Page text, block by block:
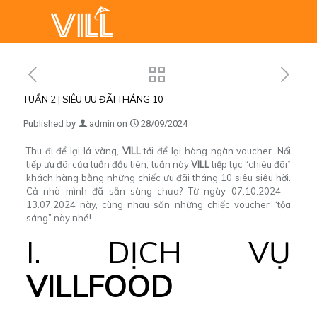
TUẦN 2 | SIÊU ƯU ĐÃI THÁNG 10
Published by admin on 28/09/2024
Thu đi để lại lá vàng, VILLtới để lại hàng ngàn voucher. Nối
tiếp ưu đãi của tuần đầu tiên, tuần nàyVILLtiếp tục “chiêu đãi”
khách hàng bằng những chiếc ưu đãi tháng 10 siêu siêu hời.
Cả nhà mình đã sẵn sàng chưa? Từ ngày 07.10.2024 –
13.07.2024 này, cùng nhau săn những chiếc voucher “tỏa
sáng” này nhé!
I. DỊCH VỤ
VILLFOOD